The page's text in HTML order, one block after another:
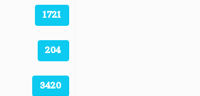
1721
204
3420